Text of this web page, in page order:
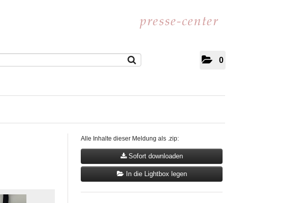
0
Alle Inhalte dieser Meldung als .zip:
Sofort downloaden
In die Lightbox legen